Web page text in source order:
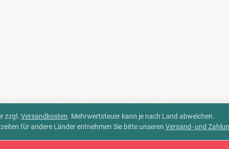
zzgl. Versandkosten. Mehrwertsteuer kann je nach Land abweichen.
für andere Länder entnehmen Sie bitte unseren Versand- und